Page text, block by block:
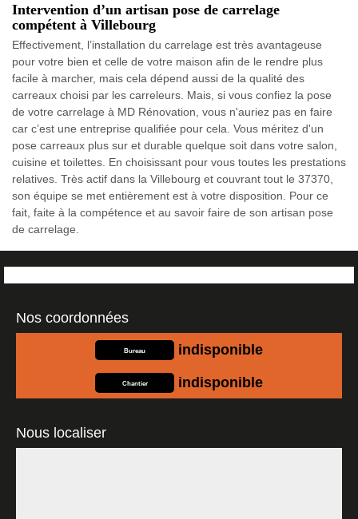
Intervention d’un artisan pose de carrelage
compétent à Villebourg
Effectivement, l’installation du carrelage est très avantageuse
pour votre bien et celle de votre maison afin de le rendre plus
facile à marcher, mais cela dépend aussi de la qualité des
carreaux choisi par les carreleurs. Mais, si vous confiez la pose
de votre carrelage à MD Rénovation, vous n'auriez pas en faire
car c’est une entreprise qualifiée pour cela. Vous méritez d'un
pose carreaux plus sur et durable quelque soit dans votre salon,
cuisine et toilettes. En choisissant pour vous toutes les prestations
relatives. Très actif dans la Villebourg et couvrant tout le 37370,
son équipe se met entièrement est à votre disposition. Pour ce
fait, faite à la compétence et au savoir faire de son artisan pose
de carrelage.
Nos coordonnées
Bureau indisponible
Chantier indisponible
Nous localiser